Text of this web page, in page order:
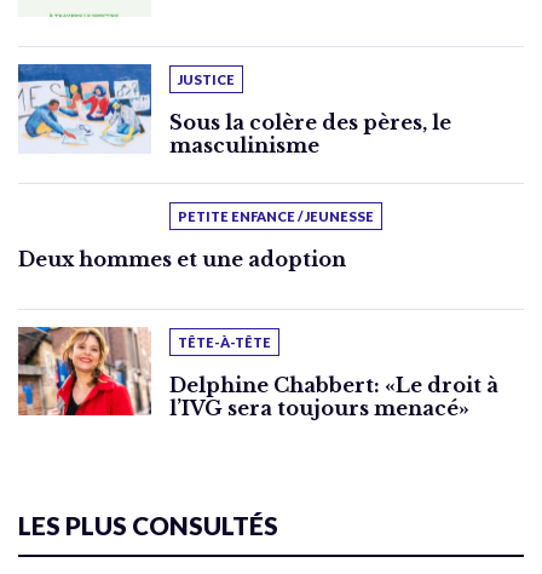
JUSTICE
Sous la colère des pères, le
masculinisme
PETITE ENFANCE / JEUNESSE
Deux hommes et une adoption
TÊTE-À-TÊTE
Delphine Chabbert: «Le droit à
l’IVG sera toujours menacé»
LES PLUS CONSULTÉS